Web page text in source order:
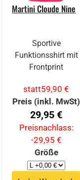
Martini Cloude Nine
Sportive
Funktionsshirt mit
Frontprint
statt59,90 €
Preis (inkl. MwSt)
29,95 €
Preisnachlass:
-29,95 €
Größe